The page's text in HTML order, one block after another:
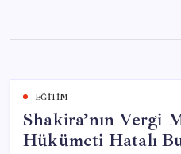
content
EĞITIM
Shakira’nın Vergi
Hükümeti Hatalı